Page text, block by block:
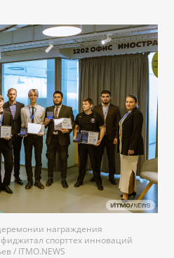
награждения
фиджитал спорттех инноваций
/ ITMO.NEWS